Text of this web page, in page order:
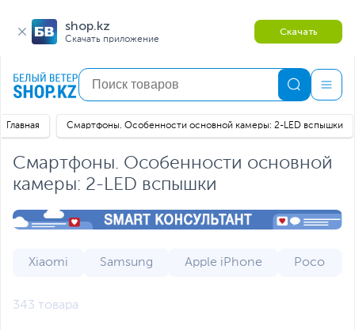
shop.kz
Скачать приложение
Скачать
Главная Смартфоны. Особенности основной камеры: 2-LED вспышки
Смартфоны. Особенности основной
камеры: 2-LED вспышки
Xiaomi Samsung Apple iPhone Poco
343 товара